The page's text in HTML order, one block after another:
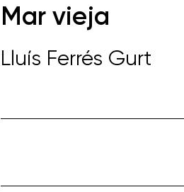
Mar vieja
Lluís Ferrés Gurt